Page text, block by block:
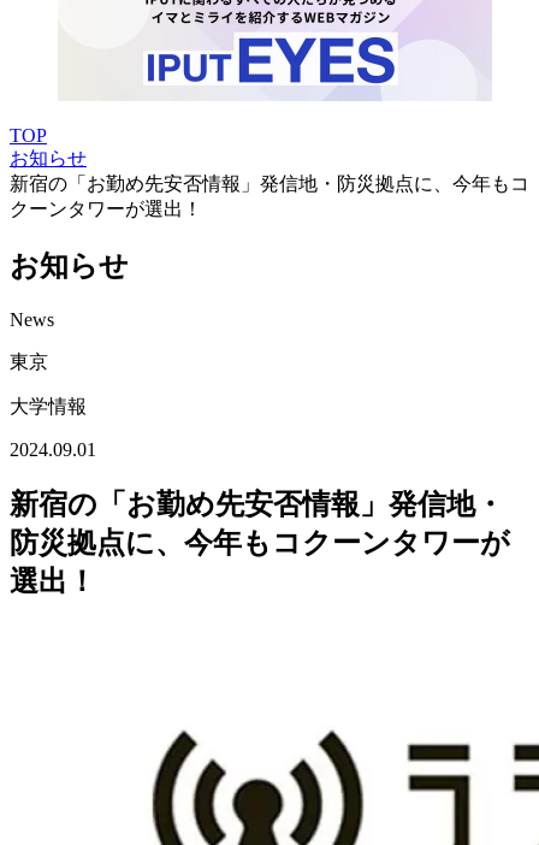
TOP
お知らせ
新宿の「お勤め先安否情報」発信地・防災拠点に、今年もコ
クーンタワーが選出！
お知らせ
News
東京
大学情報
2024.09.01
新宿の「お勤め先安否情報」発信地・
防災拠点に、今年もコクーンタワーが
選出！